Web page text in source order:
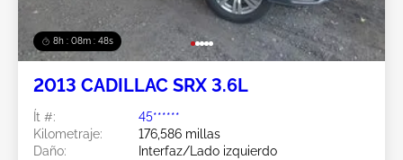
8h : 08m : 45s
2013 CADILLAC SRX 3.6L
Ít #:
45******
Kilometraje:
176,586 millas
Daño:
Interfaz/Lado izquierdo